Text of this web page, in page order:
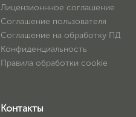
Лицензионнное соглашение
Соглашение пользователя
Соглашение на обработку ПД
Конфиденциальность
Правила обработки cookie
Контакты